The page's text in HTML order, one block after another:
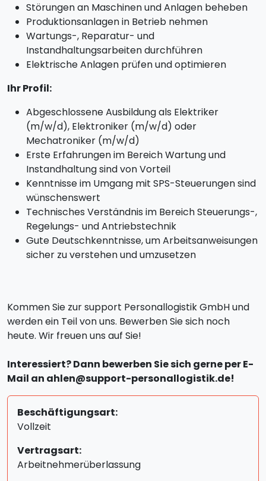
Störungen an Maschinen und Anlagen beheben
Produktionsanlagen in Betrieb nehmen
Wartungs-, Reparatur- und
Instandhaltungsarbeiten durchführen
Elektrische Anlagen prüfen und optimieren
Ihr Profil:
Abgeschlossene Ausbildung als Elektriker
(m/w/d), Elektroniker (m/w/d) oder
Mechatroniker (m/w/d)
Erste Erfahrungen im Bereich Wartung und
Instandhaltung sind von Vorteil
Kenntnisse im Umgang mit SPS-Steuerungen sind
wünschenswert
Technisches Verständnis im Bereich Steuerungs-,
Regelungs- und Antriebstechnik
Gute Deutschkenntnisse, um Arbeitsanweisungen
sicher zu verstehen und umzusetzen
Kommen Sie zur support Personallogistik GmbH und
werden ein Teil von uns. Bewerben Sie sich noch
heute. Wir freuen uns auf Sie!
Interessiert? Dann bewerben Sie sich gerne per E-
Mail an ahlen@support-personallogistik.de!
Beschäftigungsart:
Vollzeit
Vertragsart:
Arbeitnehmerüberlassung